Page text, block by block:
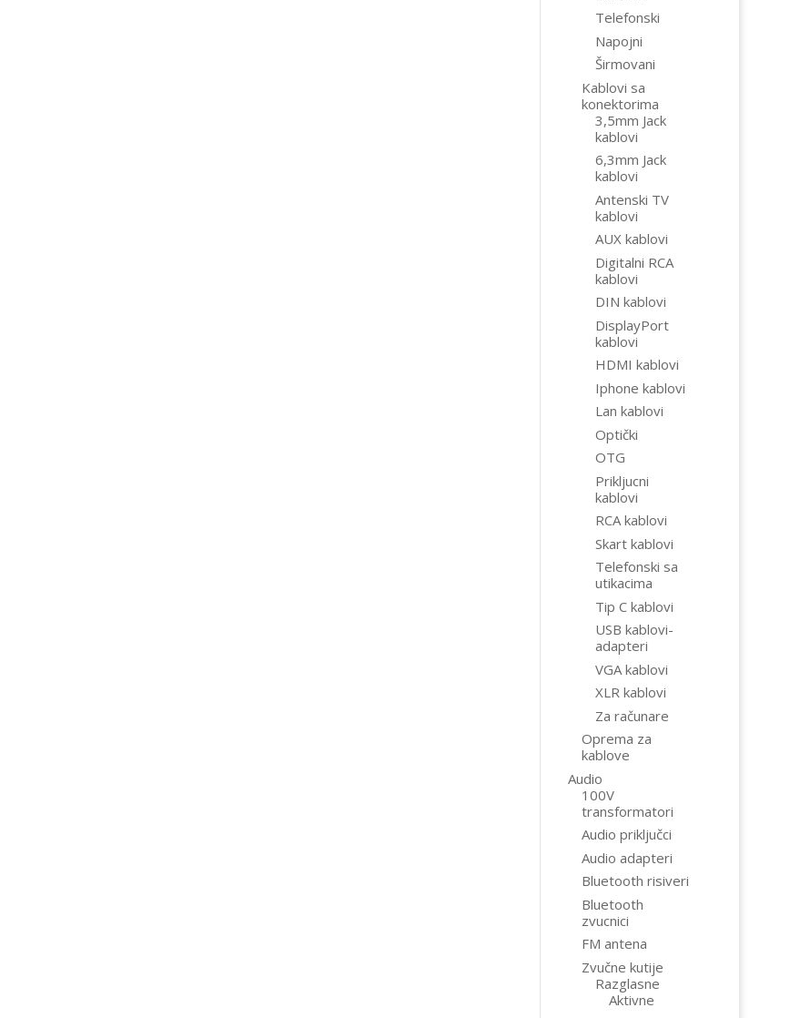
Telefonski
Napojni
Širmovani
Kablovi sa
konektorima
3,5mm Jack
kablovi
6,3mm Jack
kablovi
Antenski TV
kablovi
AUX kablovi
Digitalni RCA
kablovi
DIN kablovi
DisplayPort
kablovi
HDMI kablovi
Iphone kablovi
Lan kablovi
Optički
OTG
Prikljucni
kablovi
RCA kablovi
Skart kablovi
Telefonski sa
utikacima
Tip C kablovi
USB kablovi-
adapteri
VGA kablovi
XLR kablovi
Za računare
Oprema za
kablove
Audio
100V
transformatori
Audio priključci
Audio adapteri
Bluetooth risiveri
Bluetooth
zvucnici
FM antena
Zvučne kutije
Razglasne
Aktivne